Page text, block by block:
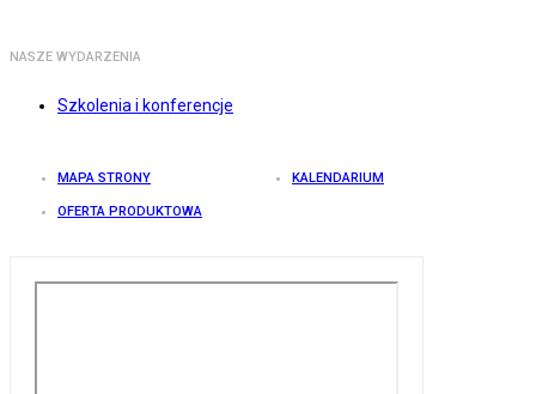
NASZE WYDARZENIA
Szkolenia i konferencje
MAPA STRONY KALENDARIUM
OFERTA PRODUKTOWA